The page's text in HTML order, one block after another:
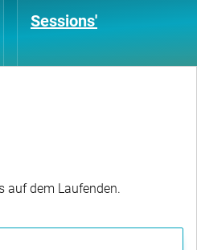
Sessions'
auf dem Laufenden.